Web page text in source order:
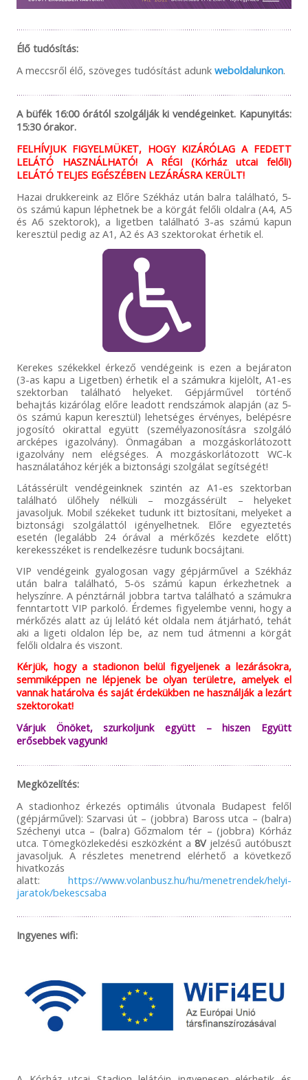
Élő tudósítás:
A meccsről élő, szöveges tudósítást adunk weboldalunkon.
A büfék 16:00 órától szolgálják ki vendégeinket. Kapunyitás:
15:30 órakor.
FELHÍVJUK FIGYELMÜKET, HOGY KIZÁRÓLAG A FEDETT
LELÁTÓ HASZNÁLHATÓ! A RÉGI (Kórház utcai felőli)
LELÁTÓ TELJES EGÉSZÉBEN LEZÁRÁSRA KERÜLT!
Hazai drukkereink az Előre Székház után balra található, 5-
ös számú kapun léphetnek be a körgát felőli oldalra (A4, A5
és A6 szektorok), a ligetben található 3-as számú kapun
keresztül pedig az A1, A2 és A3 szektorokat érhetik el.
Kerekes székekkel érkező vendégeink is ezen a bejáraton
(3-as kapu a Ligetben) érhetik el a számukra kijelölt, A1-es
szektorban található helyeket. Gépjárművel történő
behajtás kizárólag előre leadott rendszámok alapján (az 5-
ös számú kapun keresztül) lehetséges érvényes, belépésre
jogosító okirattal együtt (személyazonosításra szolgáló
arcképes igazolvány). Önmagában a mozgáskorlátozott
igazolvány nem elégséges. A mozgáskorlátozott WC-k
használatához kérjék a biztonsági szolgálat segítségét!
Látássérült vendégeinknek szintén az A1-es szektorban
található ülőhely nélküli – mozgássérült – helyeket
javasoljuk. Mobil székeket tudunk itt biztosítani, melyeket a
biztonsági szolgálattól igényelhetnek. Előre egyeztetés
esetén (legalább 24 órával a mérkőzés kezdete előtt)
kerekesszéket is rendelkezésre tudunk bocsájtani.
VIP vendégeink gyalogosan vagy gépjárművel a Székház
után balra található, 5-ös számú kapun érkezhetnek a
helyszínre. A pénztárnál jobbra tartva található a számukra
fenntartott VIP parkoló. Érdemes figyelembe venni, hogy a
mérkőzés alatt az új lelátó két oldala nem átjárható, tehát
aki a ligeti oldalon lép be, az nem tud átmenni a körgát
felőli oldalra és viszont.
Kérjük, hogy a stadionon belül figyeljenek a lezárásokra,
semmiképpen ne lépjenek be olyan területre, amelyek el
vannak határolva és saját érdekükben ne használják a lezárt
szektorokat!
Várjuk Önöket, szurkoljunk együtt – hiszen Együtt
erősebbek vagyunk!
Megközelítés:
A stadionhoz érkezés optimális útvonala Budapest felől
(gépjárművel): Szarvasi út – (jobbra) Baross utca – (balra)
Széchenyi utca – (balra) Gőzmalom tér – (jobbra) Kórház
utca. Tömegközlekedési eszközként a 8V jelzésű autóbuszt
javasoljuk. A részletes menetrend elérhető a következő
hivatkozás
alatt:https://www.volanbusz.hu/hu/menetrendek/helyi-
jaratok/bekescsaba
Ingyenes wifi: